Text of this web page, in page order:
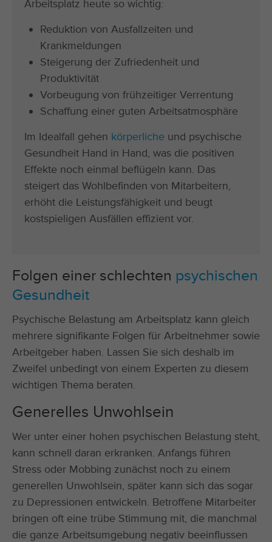
Arbeitsplatz heute so wichtig:
Reduktion von Ausfallzeiten und
Krankmeldungen
Steigerung der Zufriedenheit und
Produktivität
Vorbeugung von frühzeitiger Verrentung
Schaffung einer guten Arbeitsatmosphäre
Im Idealfall gehen körperliche und psychische
Gesundheit Hand in Hand, was die positiven
Effekte noch einmal beflügeln kann. Das
steigert das Wohlbefinden von Mitarbeitern,
erhöht die Leistungsfähigkeit und beugt
kostspieligen Ausfällen effizient vor.
Folgen einer schlechten psychischen
Gesundheit
Psychische Belastung am Arbeitsplatz kann gleich
mehrere signifikante Folgen für Arbeitnehmer sowie
Arbeitgeber haben. Lassen Sie sich deshalb im
Zweifel unbedingt von einem Experten zu diesem
wichtigen Thema beraten.
Generelles Unwohlsein
Wer unter einer hohen psychischen Belastung steht,
kann schnell daran erkranken. Anfangs führen
Stress oder Mobbing zunächst noch zu einem
generellen Unwohlsein, später kann sich das sogar
zu Depressionen entwickeln. Betroffene Mitarbeiter
bringen oft eine trübe Stimmung mit, die manchmal
die ganze Arbeitsumgebung negativ beeinflussen